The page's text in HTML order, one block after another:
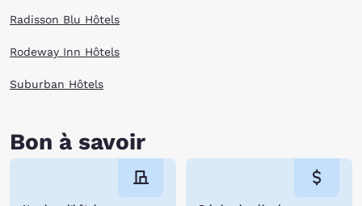
Radisson Blu Hôtels
Rodeway Inn Hôtels
Suburban Hôtels
Bon à savoir